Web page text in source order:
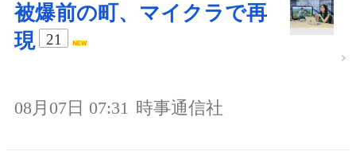
被爆前の町、マイクラで再
現
21
08月07日 07:31 時事通信社